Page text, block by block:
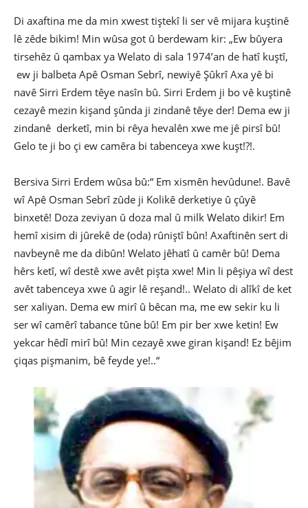
Di axaftina me da min xwest tiştekî li ser vê mijara kuştinê
lê zêde bikim! Min wûsa got û berdewam kir: „Ew bûyera
tirsehêz û qambax ya Welato di sala 1974’an de hatî kuştî,
ew ji balbeta Apê Osman Sebrî, newiyê Şûkrî Axa yê bi
navê Sirri Erdem têye nasîn bû. Sirri Erdem ji bo vê kuştinê
cezayê mezin kişand şûnda ji zindanê têye der! Dema ew ji
zindanê derketî, min bi rêya hevalên xwe me jê pirsî bû!
Gelo te ji bo çi ew camêra bi tabenceya xwe kuşt!?!.
Bersiva Sirri Erdem wûsa bû:“ Em xismên hevûdune!. Bavê
wî Apê Osman Sebrî zûde ji Kolikê derketiye û çûyê
binxetê! Doza zeviyan û doza mal û milk Welato dikir! Em
hemî xisim di jûrekê de (oda) rûniştî bûn! Axaftinên sert di
navbeynê me da dibûn! Welato jêhatî û camêr bû! Dema
hêrs ketî, wî destê xwe avêt pişta xwe! Min li pêşiya wî dest
avêt tabenceya xwe û agir lê reşand!.. Welato di alîkî de ket
ser xaliyan. Dema ew mirî û bêcan ma, me ew sekir ku li
ser wî camêrî tabance tûne bû! Em pir ber xwe ketin! Ew
yekcar hêdî mirî bû! Min cezayê xwe giran kişand! Ez bêjim
çiqas pişmanim, bê feyde ye!..“